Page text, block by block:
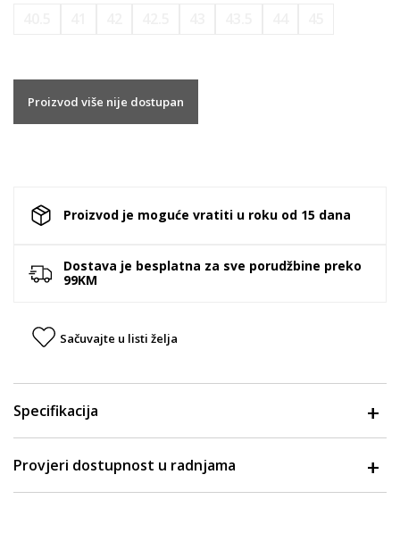
Proizvod više nije dostupan
Proizvod je moguće vratiti u roku od 15 dana
Dostava je besplatna za sve porudžbine preko
99KM
Sačuvajte u listi želja
Specifikacija
Provjeri dostupnost u radnjama